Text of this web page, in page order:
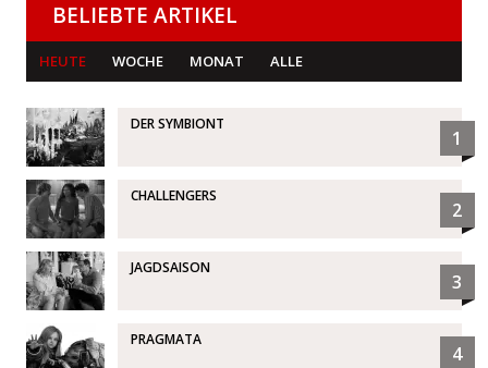
BELIEBTE ARTIKEL
HEUTE WOCHE MONAT ALLE
DER SYMBIONT
1
CHALLENGERS
2
JAGDSAISON
3
PRAGMATA
4